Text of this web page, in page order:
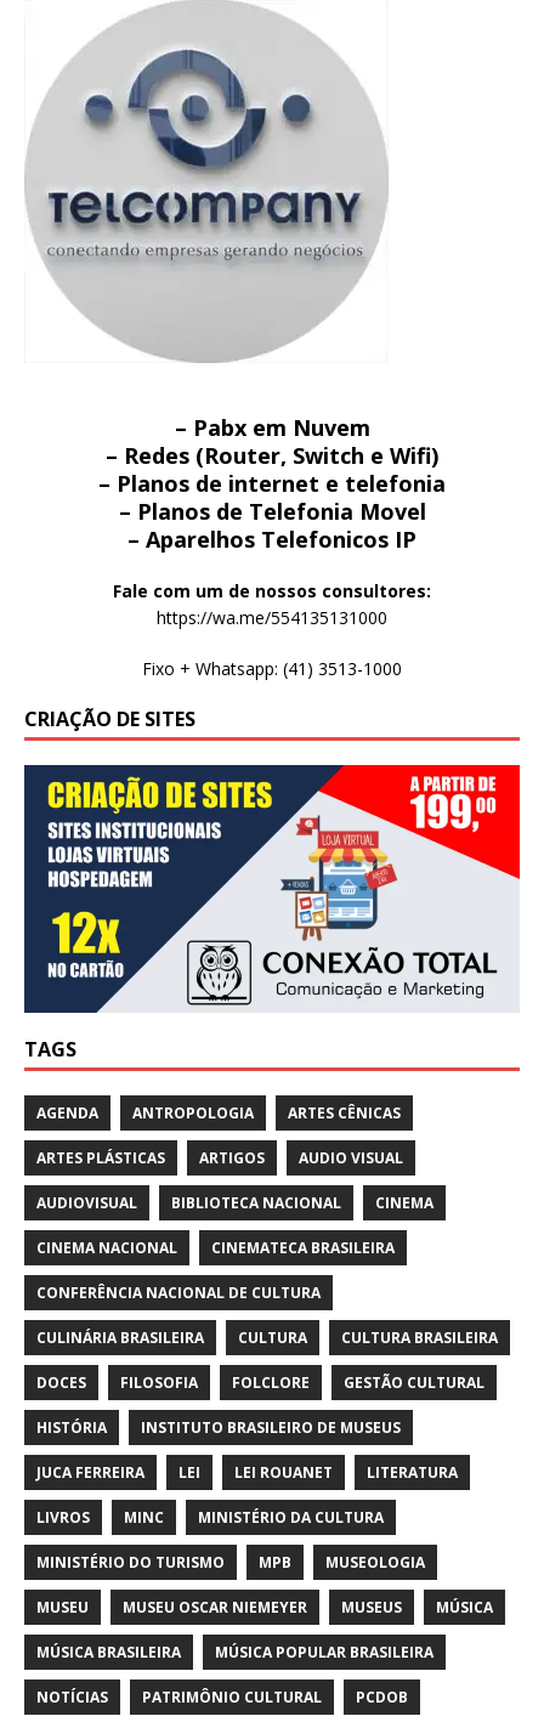
– Pabx em Nuvem
– Redes (Router, Switch e Wifi)
– Planos de internet e telefonia
– Planos de Telefonia Movel
– Aparelhos Telefonicos IP
Fale com um de nossos consultores:
https://wa.me/554135131000
Fixo + Whatsapp: (41) 3513-1000
CRIAÇÃO DE SITES
TAGS
AGENDA ANTROPOLOGIA ARTES CÊNICAS
ARTES PLÁSTICAS ARTIGOS AUDIO VISUAL
AUDIOVISUAL BIBLIOTECA NACIONAL CINEMA
CINEMA NACIONAL CINEMATECA BRASILEIRA
CONFERÊNCIA NACIONAL DE CULTURA
CULINÁRIA BRASILEIRA CULTURA CULTURA BRASILEIRA
DOCES FILOSOFIA FOLCLORE GESTÃO CULTURAL
HISTÓRIA INSTITUTO BRASILEIRO DE MUSEUS
JUCA FERREIRA LEI LEI ROUANET LITERATURA
LIVROS MINC MINISTÉRIO DA CULTURA
MINISTÉRIO DO TURISMO MPB MUSEOLOGIA
MUSEU MUSEU OSCAR NIEMEYER MUSEUS MÚSICA
MÚSICA BRASILEIRA MÚSICA POPULAR BRASILEIRA
NOTÍCIAS PATRIMÔNIO CULTURAL PCDOB